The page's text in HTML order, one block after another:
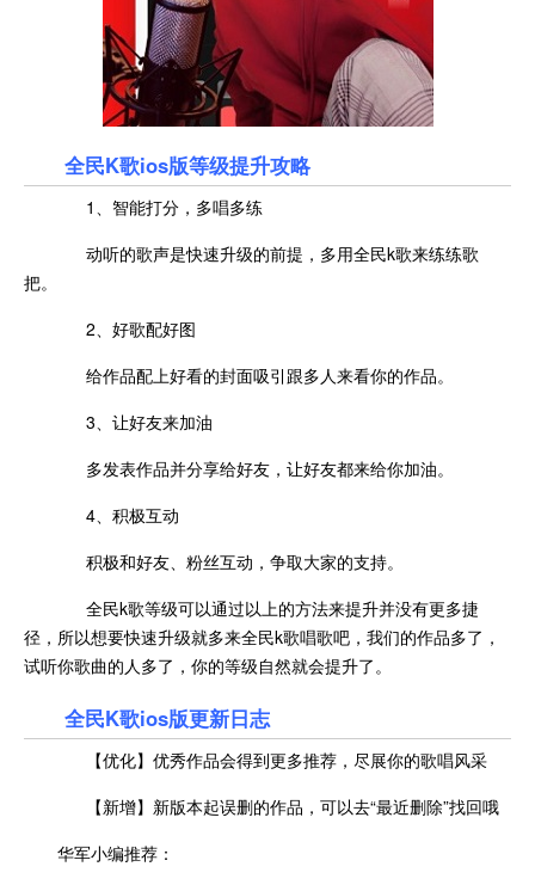
全民K歌ios版等级提升攻略
1、智能打分，多唱多练
动听的歌声是快速升级的前提，多用全民k歌来练练歌
把。
2、好歌配好图
给作品配上好看的封面吸引跟多人来看你的作品。
3、让好友来加油
多发表作品并分享给好友，让好友都来给你加油。
4、积极互动
积极和好友、粉丝互动，争取大家的支持。
全民k歌等级可以通过以上的方法来提升并没有更多捷
径，所以想要快速升级就多来全民k歌唱歌吧，我们的作品多了，
试听你歌曲的人多了，你的等级自然就会提升了。
全民K歌ios版更新日志
【优化】优秀作品会得到更多推荐，尽展你的歌唱风采
【新增】新版本起误删的作品，可以去“最近删除”找回哦
华军小编推荐：